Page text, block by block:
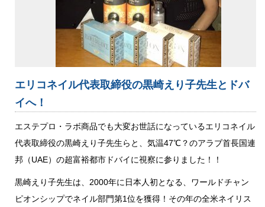
エリコネイル代表取締役の黒崎えり子先生とドバ
イへ！
エステプロ・ラボ商品でも大変お世話になっているエリコネイル
代表取締役の黒崎えり子先生らと、気温47℃？のアラブ首長国連
邦（UAE）の超富裕都市ドバイに視察に参りました！！
黒崎えり子先生は、2000年に日本人初となる、ワールドチャン
ピオンシップでネイル部門第1位を獲得！その年の全米ネイリス